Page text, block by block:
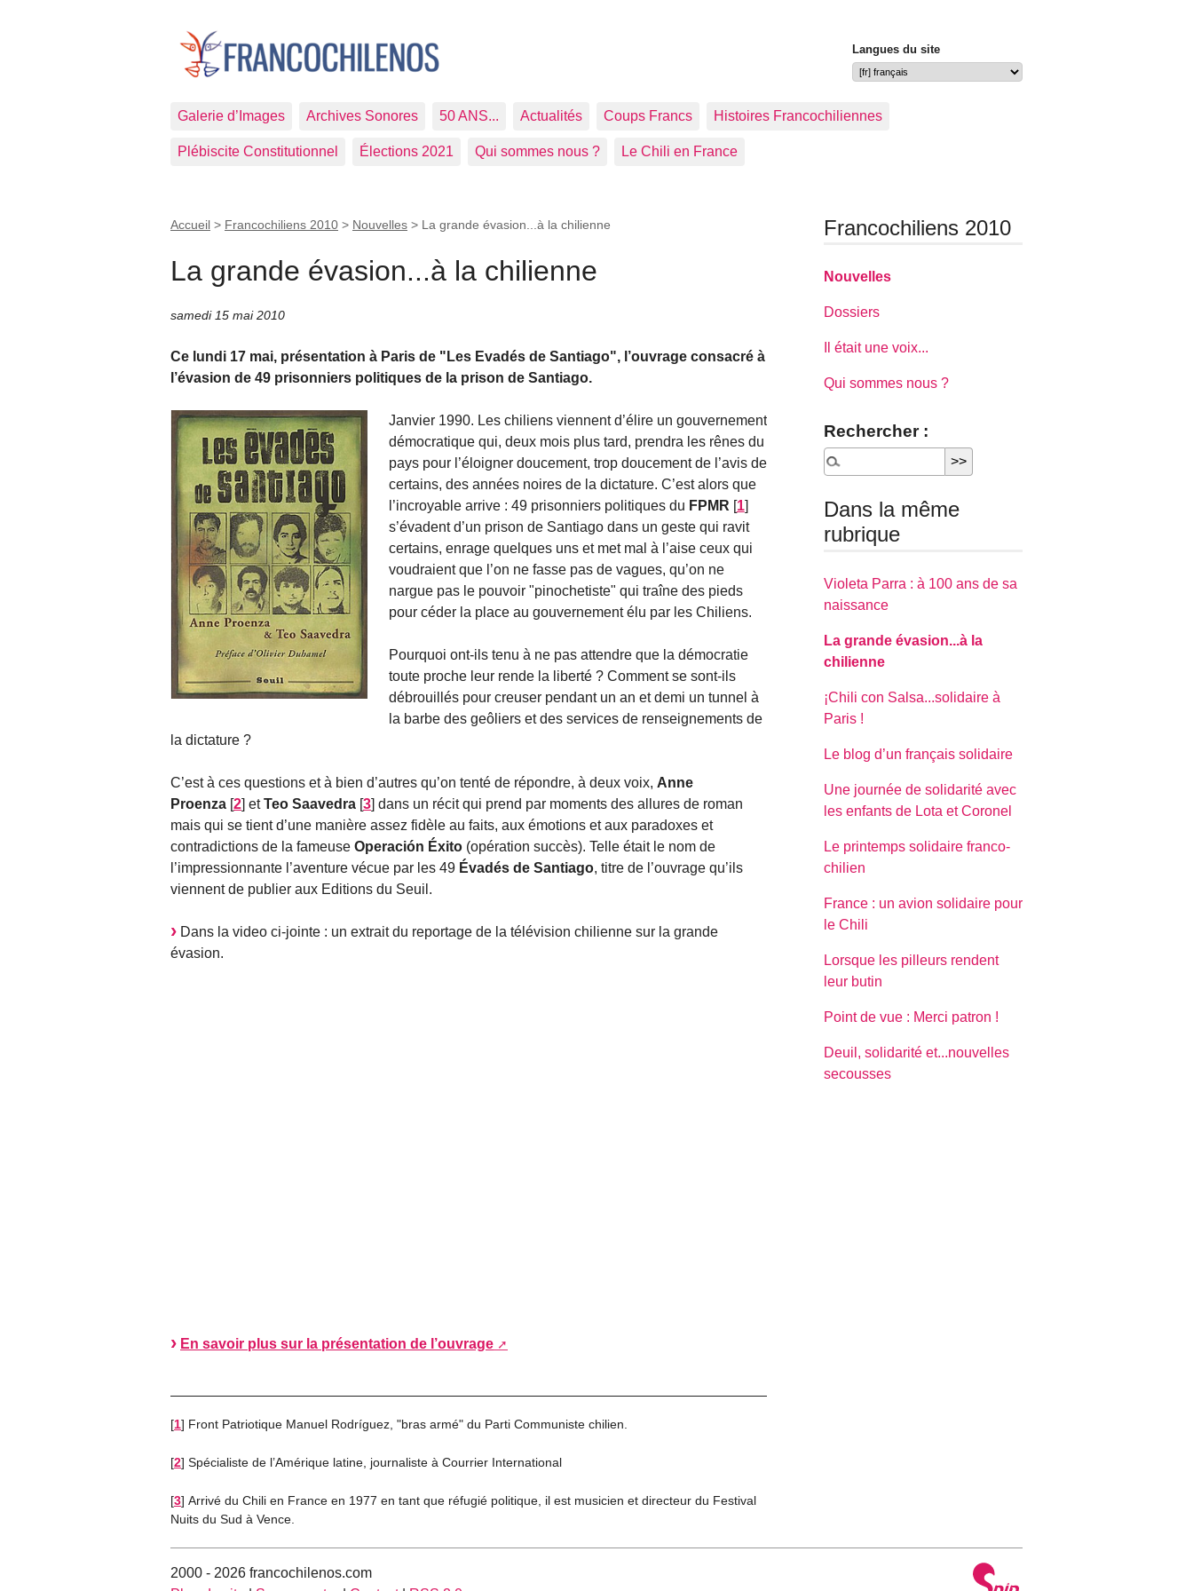
Langues du site
Galerie d’Images Archives Sonores 50 ANS... Actualités Coups Francs Histoires Francochiliennes
Plébiscite Constitutionnel Élections 2021 Qui sommes nous ? Le Chili en France
Accueil > Francochiliens 2010 > Nouvelles > La grande évasion...à la chilienne
La grande évasion...à la chilienne
samedi 15 mai 2010
Ce lundi 17 mai, présentation à Paris de "Les Evadés de Santiago", l’ouvrage consacré à
l’évasion de 49 prisonniers politiques de la prison de Santiago.
Janvier 1990. Les chiliens viennent d’élire un gouvernement
démocratique qui, deux mois plus tard, prendra les rênes du
pays pour l’éloigner doucement, trop doucement de l’avis de
certains, des années noires de la dictature. C’est alors que
l’incroyable arrive : 49 prisonniers politiques du FPMR [1]
s’évadent d’un prison de Santiago dans un geste qui ravit
certains, enrage quelques uns et met mal à l’aise ceux qui
voudraient que l’on ne fasse pas de vagues, qu’on ne
nargue pas le pouvoir "pinochetiste" qui traîne des pieds
pour céder la place au gouvernement élu par les Chiliens.
Pourquoi ont-ils tenu à ne pas attendre que la démocratie
toute proche leur rende la liberté ? Comment se sont-ils
débrouillés pour creuser pendant un an et demi un tunnel à
la barbe des geôliers et des services de renseignements de
la dictature ?
C’est à ces questions et à bien d’autres qu’on tenté de répondre, à deux voix, Anne
Proenza [2] etTeo Saavedra [3] dans un récit qui prend par moments des allures de roman
mais qui se tient d’une manière assez fidèle au faits, aux émotions et aux paradoxes et
contradictions de la fameuse Operación Éxito (opération succès). Telle était le nom de
l’impressionnante l’aventure vécue par les 49 Évadés de Santiago, titre de l’ouvrage qu’ils
viennent de publier aux Editions du Seuil.
Dans la video ci-jointe : un extrait du reportage de la télévision chilienne sur la grande
évasion.
En savoir plus sur la présentation de l’ouvrage
[1] Front Patriotique Manuel Rodríguez, "bras armé" du Parti Communiste chilien.
[2] Spécialiste de l’Amérique latine, journaliste à Courrier International
[3] Arrivé du Chili en France en 1977 en tant que réfugié politique, il est musicien et directeur du Festival
Nuits du Sud à Vence.
Francochiliens 2010
Nouvelles
Dossiers
Il était une voix...
Qui sommes nous ?
Rechercher :
Dans la même
rubrique
Violeta Parra : à 100 ans de sa
naissance
La grande évasion...à la
chilienne
¡Chili con Salsa...solidaire à
Paris !
Le blog d’un français solidaire
Une journée de solidarité avec
les enfants de Lota et Coronel
Le printemps solidaire franco-
chilien
France : un avion solidaire pour
le Chili
Lorsque les pilleurs rendent
leur butin
Point de vue : Merci patron !
Deuil, solidarité et...nouvelles
secousses
2000 - 2026 francochilenos.com